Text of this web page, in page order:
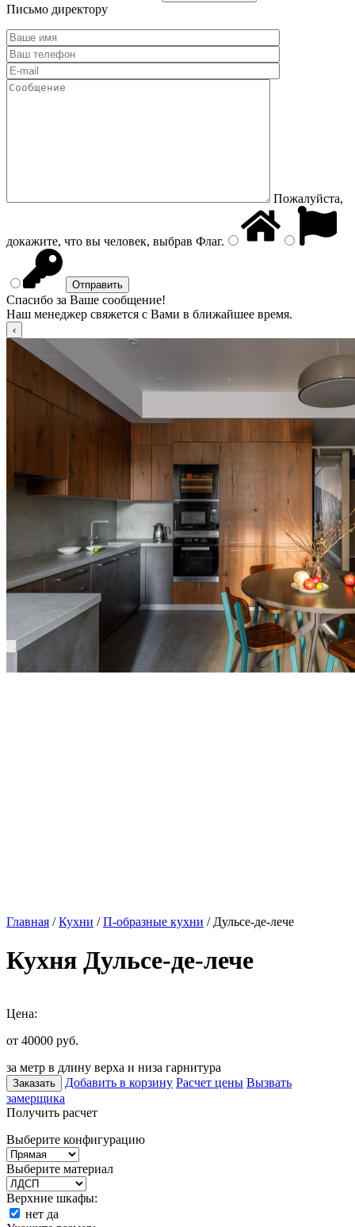
Письмо директору
Пожалуйста,
докажите, что вы человек, выбрав Флаг.
Спасибо за Ваше сообщение!
Наш менеджер свяжется с Вами в ближайшее время.
Главная /Кухни /П-образные кухни / Дульсе-де-лече
Кухня Дульсе-де-лече
Цена:
от 40000 руб.
за метр в длину верха и низа гарнитура
Заказать Добавить в корзину Расчет цены Вызвать
замерщика
Получить расчет
Выберите конфигурацию
Выберите материал
Верхние шкафы:
нет да